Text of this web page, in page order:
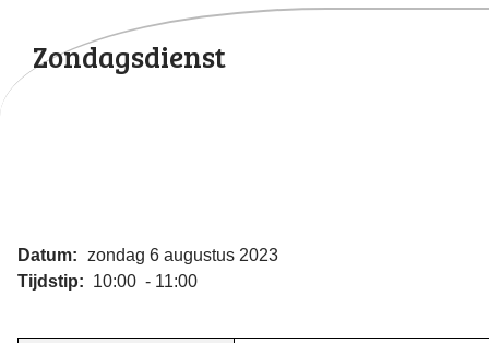
Zondagsdienst
Datum: zondag 6 augustus 2023
Tijdstip: 10:00 - 11:00